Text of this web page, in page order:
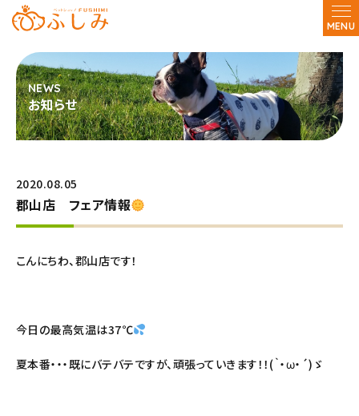
MENU
お知らせ
2020.08.05
郡山店 フェア情報
こんにちわ、郡山店です！
今日の最高気温は37℃
夏本番・・・既にバテバテですが、頑張っていきます！！(｀・ω・´)ゞ